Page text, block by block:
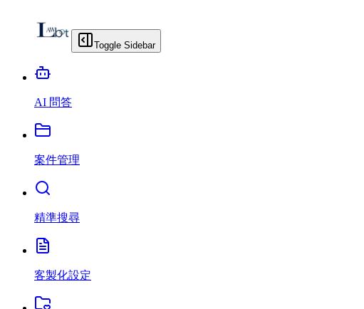
Toggle Sidebar
AI 問答
案件管理
精準搜尋
客製化設定